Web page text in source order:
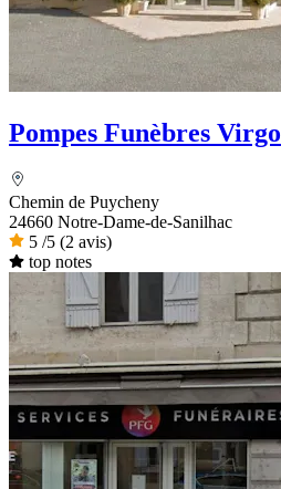
Pompes Funèbres Virgo
Chemin de Puycheny
24660 Notre-Dame-de-Sanilhac
5 /5 (2 avis)
top notes